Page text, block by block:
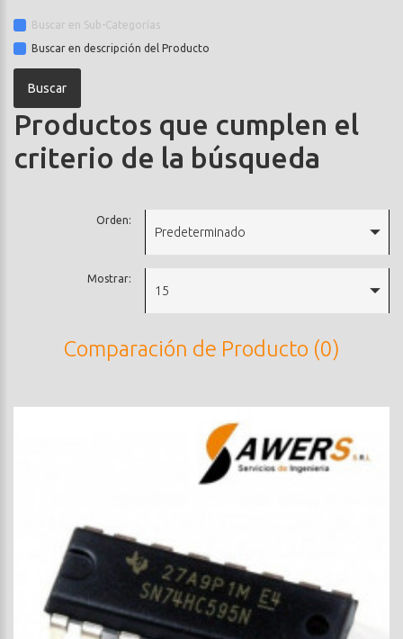
Buscar en Sub-Categorías
Buscar en descripción del Producto
Productos que cumplen el
criterio de la búsqueda
Orden:
Predeterminado
Mostrar:
15
Comparación de Producto (0)